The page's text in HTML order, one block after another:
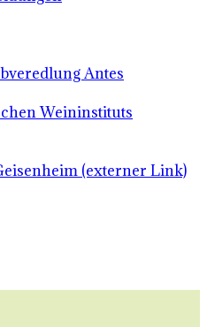
Antes
Weininstituts
(externer Link)